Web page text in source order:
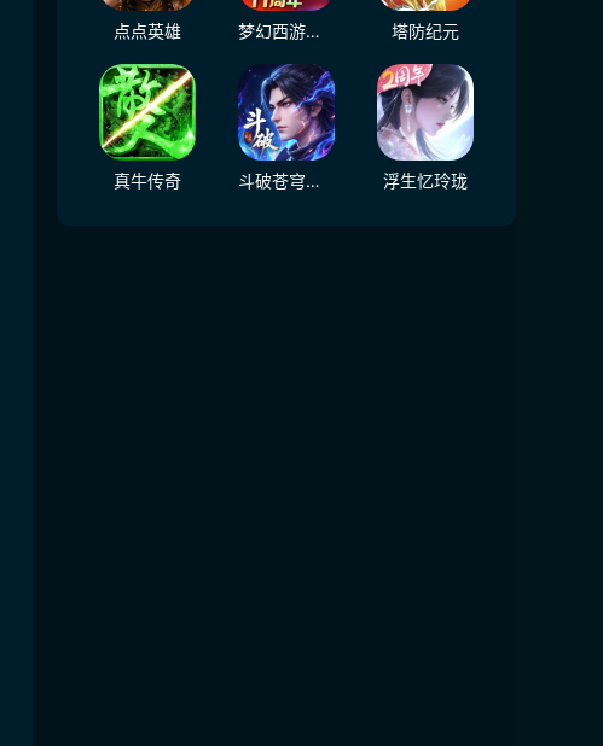
点点英雄 梦幻西游（大陆服） 塔防纪元
真牛传奇 斗破苍穹：三年之约 浮生忆玲珑